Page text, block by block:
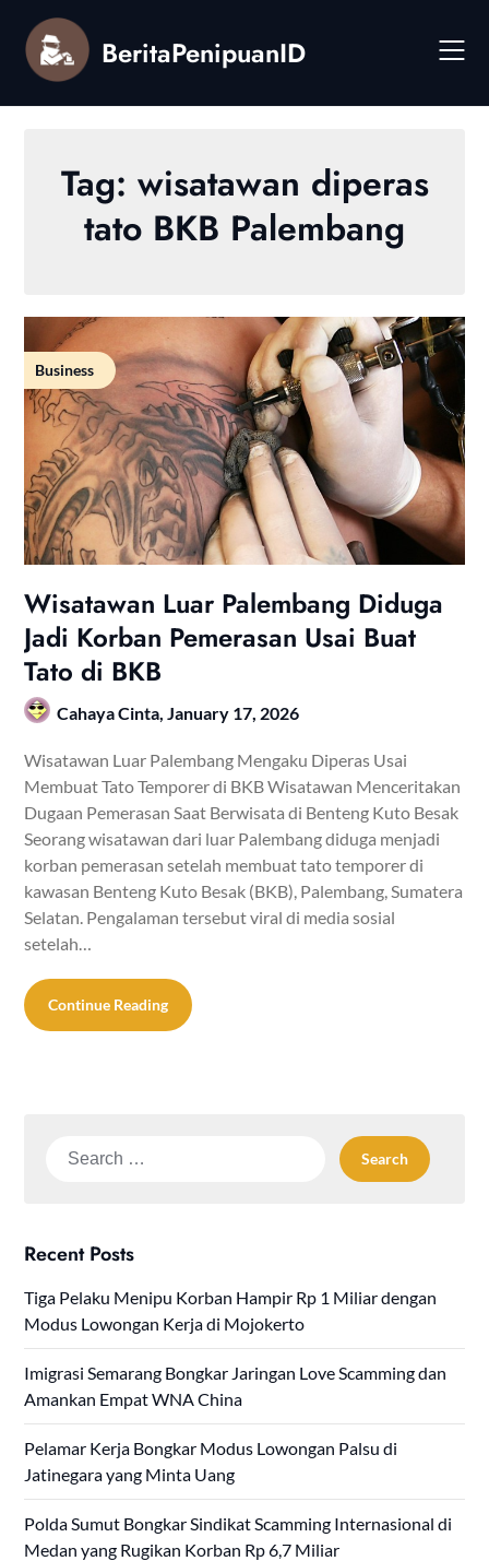
content
BeritaPenipuanID
Tag: wisatawan diperas
tato BKB Palembang
Business
Wisatawan Luar Palembang Diduga
Jadi Korban Pemerasan Usai Buat
Tato di BKB
Cahaya Cinta,January 17, 2026
Wisatawan Luar Palembang Mengaku Diperas Usai
Membuat Tato Temporer di BKB Wisatawan Menceritakan
Dugaan Pemerasan Saat Berwisata di Benteng Kuto Besak
Seorang wisatawan dari luar Palembang diduga menjadi
korban pemerasan setelah membuat tato temporer di
kawasan Benteng Kuto Besak (BKB), Palembang, Sumatera
Selatan. Pengalaman tersebut viral di media sosial
setelah…
Continue Reading
Search
Recent Posts
Tiga Pelaku Menipu Korban Hampir Rp 1 Miliar dengan
Modus Lowongan Kerja di Mojokerto
Imigrasi Semarang Bongkar Jaringan Love Scamming dan
Amankan Empat WNA China
Pelamar Kerja Bongkar Modus Lowongan Palsu di
Jatinegara yang Minta Uang
Polda Sumut Bongkar Sindikat Scamming Internasional di
Medan yang Rugikan Korban Rp 6,7 Miliar